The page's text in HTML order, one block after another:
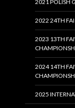
2021 POLISH
2022 24TH
2023 13TH
2024 14TH
2025